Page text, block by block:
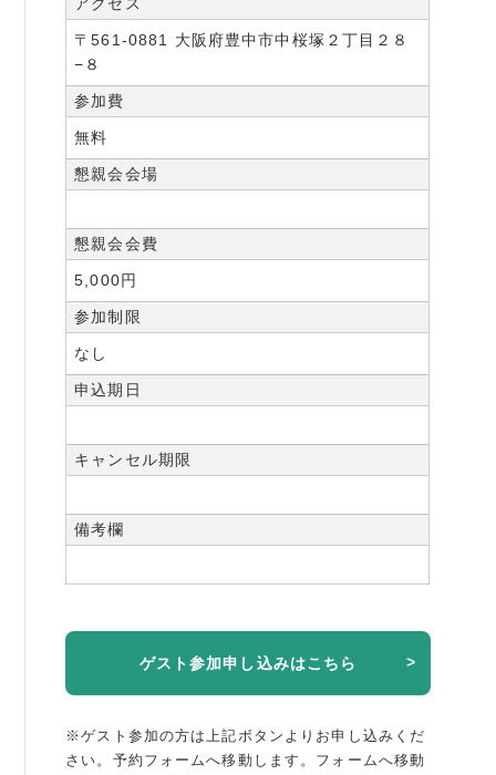
アクセス
〒561-0881 大阪府豊中市中桜塚２丁目２８
−８
参加費
無料
懇親会会場
懇親会会費
5,000円
参加制限
なし
申込期日
キャンセル期限
備考欄
ゲスト参加申し込みはこちら
※ゲスト参加の方は上記ボタンよりお申し込みくだ
さい。予約フォームへ移動します。 フォームへ移動